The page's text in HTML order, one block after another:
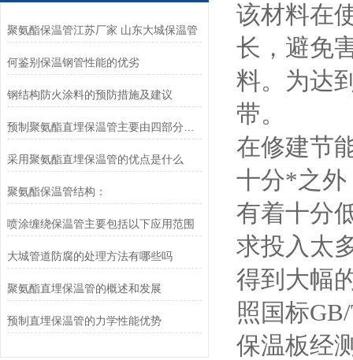
聚氨酯保温管江苏厂家 山东大城保温管
何鉴别保温钢管性能的优劣
钢结构防火涂料的预防措施及建议
采用聚氨酯直埋保温管的优点是什么
聚氨酯保温管结构：
喷涂缠绕保温管主要包括以下应用范围
大城管道防腐的处理方法有哪些吗
聚氨酯直埋保温管的概述和发展
预制直埋保温管的力学性能优势
该材料在
长，避免
料。为达
带。
在修建节
十分*之外
有着十分
求投入太
得到大幅
照国标
保温板经